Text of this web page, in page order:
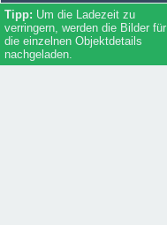
Um die Ladezeit zu
verringern, werden die Bilder für
die einzelnen Objektdetails
nachgeladen.